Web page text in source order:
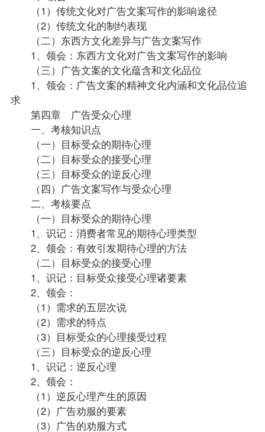
（1）传统文化对广告文案写作的影响途径
（2）传统文化的制约表现
（二）东西方文化差异与广告文案写作
1、领会：东西方文化对广告文案写作的影响
（三）广告文案的文化蕴含和文化品位
1、领会：广告文案的精神文化内涵和文化品位追
求
第四章 广告受众心理
一、考核知识点
（一）目标受众的期待心理
（二）目标受众的接受心理
（三）目标受众的逆反心理
（四）广告文案写作与受众心理
二、考核要点
（一）目标受众的期待心理
1、识记：消费者常见的期待心理类型
2、领会：有效引发期待心理的方法
（二）目标受众的接受心理
1、识记：目标受众接受心理诸要素
2、领会：
（1）需求的五层次说
（2）需求的特点
（3）目标受众的心理接受过程
（三）目标受众的逆反心理
1、识记：逆反心理
2、领会：
（1）逆反心理产生的原因
（2）广告劝服的要素
（3）广告的劝服方式